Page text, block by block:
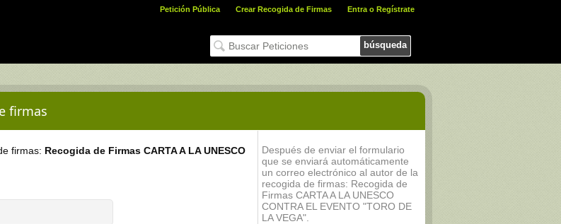
Petición Pública Crear Recogida de Firmas Entra o Regístrate
búsqueda
firmas
firmas: Recogida de Firmas CARTA A LA UNESCO
Después de enviar el formulario
que se enviará automáticamente
un correo electrónico al autor de la
recogida de firmas: Recogida de
Firmas CARTA A LA UNESCO
CONTRA EL EVENTO "TORO DE
LA VEGA".